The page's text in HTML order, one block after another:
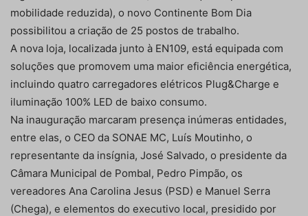
mobilidade reduzida), o novo Continente Bom Dia
possibilitou a criação de 25 postos de trabalho.
A nova loja, localizada junto à EN109, está equipada com
soluções que promovem uma maior eficiência energética,
incluindo quatro carregadores elétricos Plug&Charge e
iluminação 100% LED de baixo consumo.
Na inauguração marcaram presença inúmeras entidades,
entre elas, o CEO da SONAE MC, Luís Moutinho, o
representante da insígnia, José Salvado, o presidente da
Câmara Municipal de Pombal, Pedro Pimpão, os
vereadores Ana Carolina Jesus (PSD) e Manuel Serra
(Chega), e elementos do executivo local, presidido por